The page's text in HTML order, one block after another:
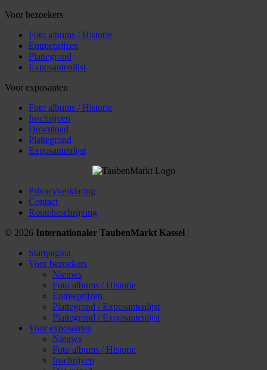
Voor bezoekers
Foto albums / Historie
Entreeprijzen
Plattegrond
Exposantenlijst
Voor exposanten
Foto albums / Historie
Inschrijven
Download
Plattegrond
Exposantenlijst
Privacyverklaring
Contact
Routebeschrijving
© 2026 Internationaler TaubenMarkt Kassel |
Startpagina
Voor bezoekers
Nieuws
Foto albums / Historie
Entreeprijzen
Plattegrond / Exposantenlijst
Plattegrond / Exposantenlijst
Voor exposanten
Nieuws
Foto albums / Historie
Inschrijven